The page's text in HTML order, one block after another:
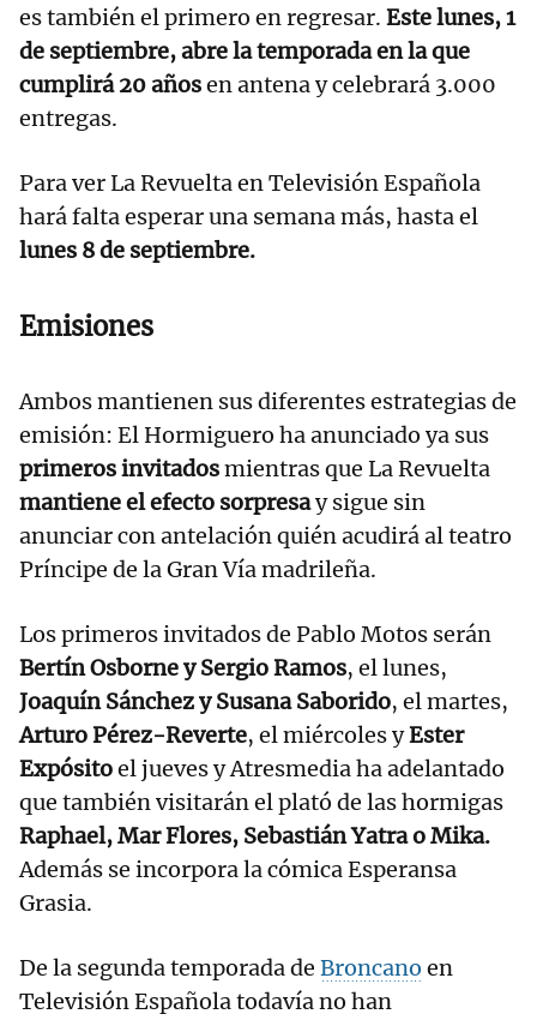
es también el primero en regresar. Este lunes, 1
de septiembre, abre la temporada en la que
cumplirá 20 añosen antena y celebrará 3.000
entregas.
Para ver La Revuelta en Televisión Española
hará falta esperar una semana más, hasta el
lunes 8 de septiembre.
Emisiones
Ambos mantienen sus diferentes estrategias de
emisión: El Hormiguero ha anunciado ya sus
primeros invitadosmientras que La Revuelta
mantiene el efecto sorpresay sigue sin
anunciar con antelación quién acudirá al teatro
Príncipe de la Gran Vía madrileña.
Los primeros invitados de Pablo Motos serán
Bertín Osborne y Sergio Ramos, el lunes,
Joaquín Sánchez y Susana Saborido, el martes,
Arturo Pérez-Reverte, el miércoles yEster
Expósitoel jueves y Atresmedia ha adelantado
que también visitarán el plató de las hormigas
Raphael, Mar Flores, Sebastián Yatra o Mika.
Además se incorpora la cómica Esperansa
Grasia.
De la segunda temporada de Broncano en
Televisión Española todavía no han